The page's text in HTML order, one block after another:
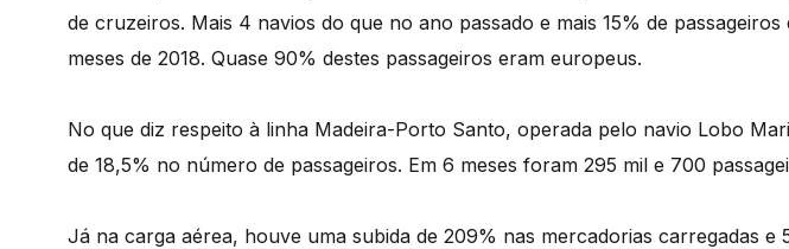
de cruzeiros. Mais 4 navios do que no ano passado e mais 15% de
meses de 2018. Quase 90% destes passageiros eram europeus.
No que diz respeito à linha Madeira-Porto Santo, operada pelo navio Lobo
de 18,5% no número de passageiros. Em 6 meses foram 295 mil e 700
Já na carga aérea, houve uma subida de 209% nas mercadorias carregadas e